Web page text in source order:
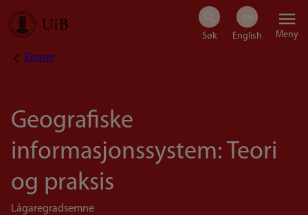
Hopp
Meny
Navigasjonssti
Emner
Geografiske
informasjonssystem: Teori
og praksis
Lågaregradsemne